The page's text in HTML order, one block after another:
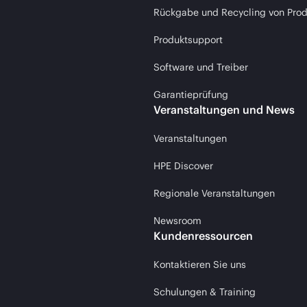
Rückgabe und Recycling von
Produktsupport
Software und Treiber
Garantieprüfung
Veranstaltungen und News
Veranstaltungen
HPE Discover
Regionale Veranstaltungen
Newsroom
Kundenressourcen
Kontaktieren Sie uns
Schulungen & Training